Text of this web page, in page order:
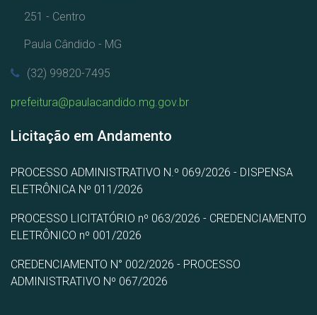
251 - Centro
Paula Cândido - MG
(32) 99820-7495
prefeitura@paulacandido.mg.gov.br
Licitação em Andamento
PROCESSO ADMINISTRATIVO N.º 069/2026 - DISPENSA
ELETRÔNICA Nº 011/2026
PROCESSO LICITATÓRIO nº 063/2026 - CREDENCIAMENTO
ELETRÔNICO nº 001/2026
CREDENCIAMENTO N° 002/2026 - PROCESSO
ADMINISTRATIVO Nº 067/2026